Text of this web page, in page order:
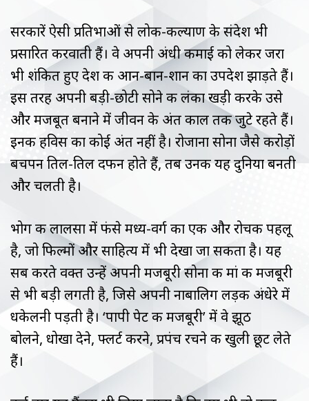
सरकारें ऐसी प्रतिभाओं से लोक-कल्याण के संदेश भी
प्रसारित करवाती हैं। वे अपनी अंधी कमाई को लेकर जरा
भी शंकित हुए देश की आन-बान-शान का उपदेश झाड़ते हैं।
इस तरह अपनी बड़ी-छोटी सोने की लंका खड़ी करके उसे
और मजबूत बनाने में जीवन के अंत काल तक जुटे रहते हैं।
इनकी हविस का कोई अंत नहीं है। रोजाना सोना जैसे करोड़ों
बचपन तिल-तिल दफन होते हैं, तब उनकी यह दुनिया बनती
और चलती है।
भोग की लालसा में फंसे मध्य-वर्ग का एक और रोचक पहलू
है, जो फिल्मों और साहित्य में भी देखा जा सकता है। यह
सब करते वक्त उन्हें अपनी मजबूरी सोना की मां की मजबूरी
से भी बड़ी लगती है, जिसे अपनी नाबालिग लड़की अंधेरे में
धकेलनी पड़ती है। ‘पापी पेट की मजबूरी’ में वे झूठ
बोलने, धोखा देने, फ्लर्ट करने, प्रपंच रचने की खुली छूट लेते
हैं।